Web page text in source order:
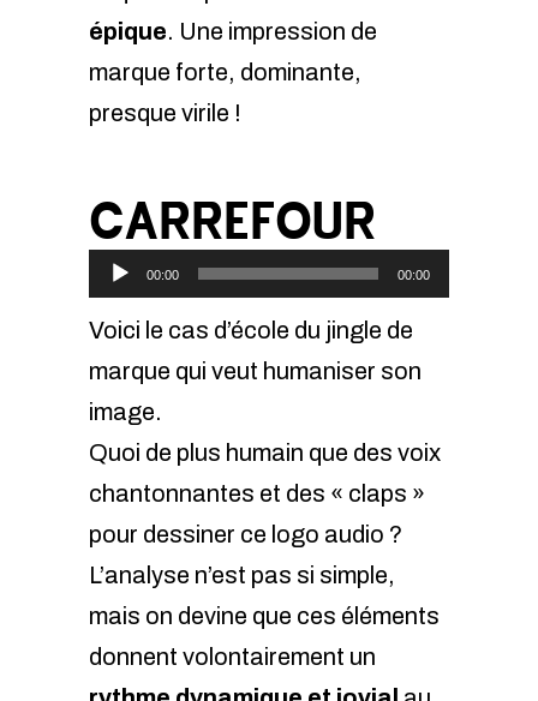
épique. Une impression de
marque forte, dominante,
presque virile !
CARREFOUR
Lecteur
00:00 00:00
Voici le cas d’école du jingle de
marque qui veut humaniser son
image.
Quoi de plus humain que des voix
chantonnantes et des « claps »
pour dessiner ce logo audio ?
L’analyse n’est pas si simple,
mais on devine que ces éléments
donnent volontairement un